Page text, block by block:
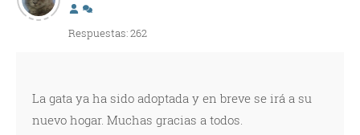
Respuestas: 262
La gata ya ha sido adoptada y en breve se irá a su
nuevo hogar. Muchas gracias a todos.